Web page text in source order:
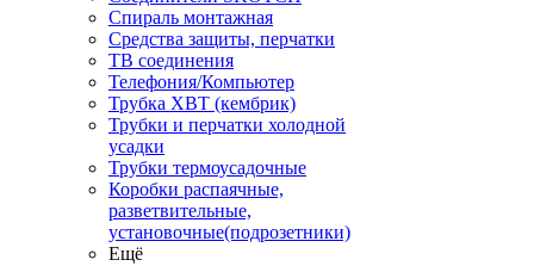
Спираль монтажная
Средства защиты, перчатки
ТВ соединения
Телефония/Компьютер
Трубка ХВТ (кембрик)
Трубки и перчатки холодной
усадки
Трубки термоусадочные
Коробки распаячные,
разветвительные,
установочные(подрозетники)
Ещё